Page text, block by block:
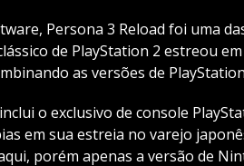
Persona 3 Reload foi uma
de PlayStation 2 estreou
as versões de
o exclusivo de console
em sua estreia no varejo
porém apenas a versão de